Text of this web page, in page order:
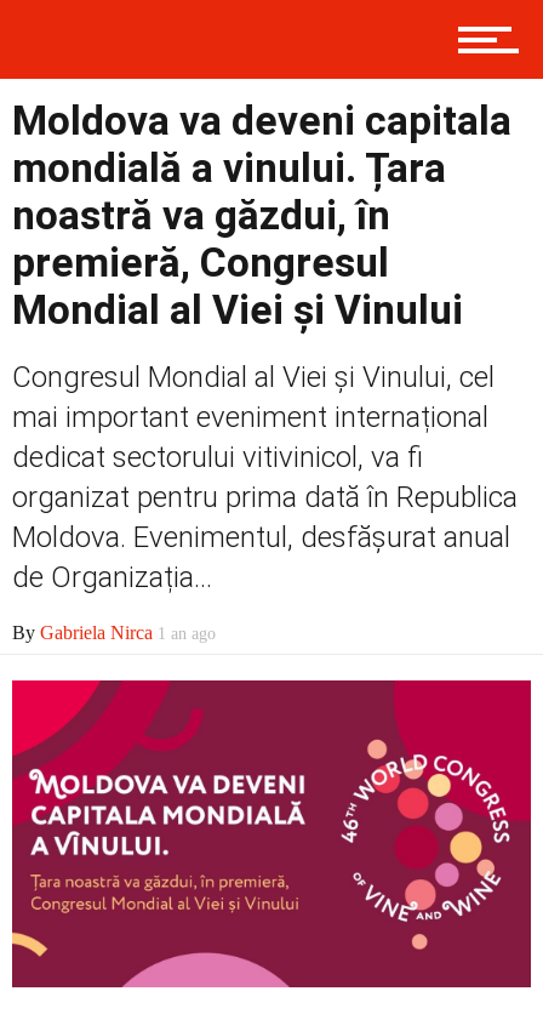
Externe
Social
Economic
Contact
Moldova va deveni capitala
mondială a vinului. Țara
noastră va găzdui, în
premieră, Congresul
Mondial al Viei și Vinului
Congresul Mondial al Viei și Vinului, cel
mai important eveniment internațional
dedicat sectorului vitivinicol, va fi
organizat pentru prima dată în Republica
Moldova. Evenimentul, desfășurat anual
de Organizația...
By Gabriela Nirca 1 an ago